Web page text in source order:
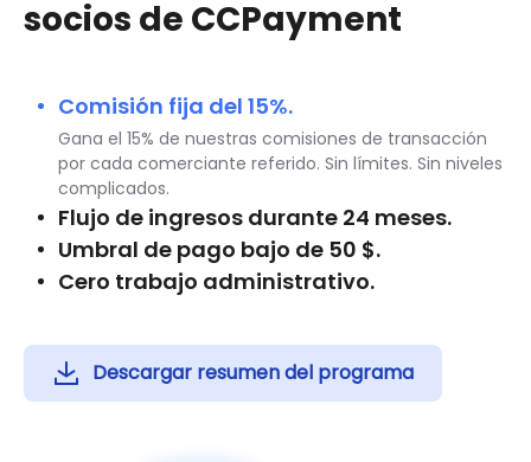
socios de CCPayment
Comisión fija del 15%.
Gana el 15% de nuestras comisiones de transacción
por cada comerciante referido. Sin límites. Sin niveles
complicados.
Flujo de ingresos durante 24 meses.
Umbral de pago bajo de 50 $.
Cero trabajo administrativo.
Descargar resumen del programa